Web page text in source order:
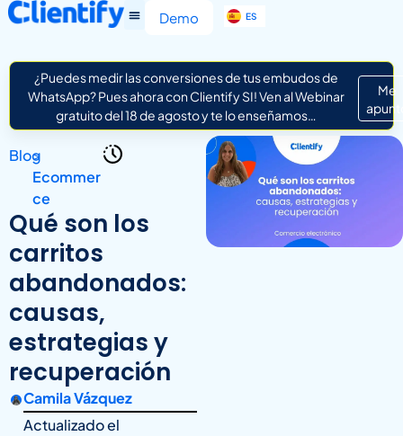
Demo ES
IT
¿Puedes medir las conversiones de tus embudos de
WhatsApp? Pues ahora con Clientify SI! Ven al Webinar
gratuito del 18 de agosto y te lo enseñamos…
Me
Blog
>
Ecommer
ce
Qué son los
carritos
abandonados:
causas,
estrategias y
recuperación
Camila Vázquez
Actualizado el